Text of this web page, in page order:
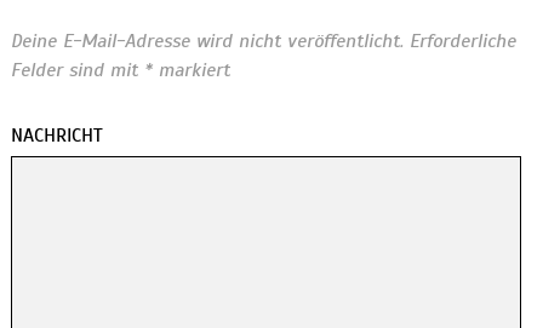
Deine E-Mail-Adresse wird nicht veröffentlicht. Erforderliche
Felder sind mit *markiert
NACHRICHT